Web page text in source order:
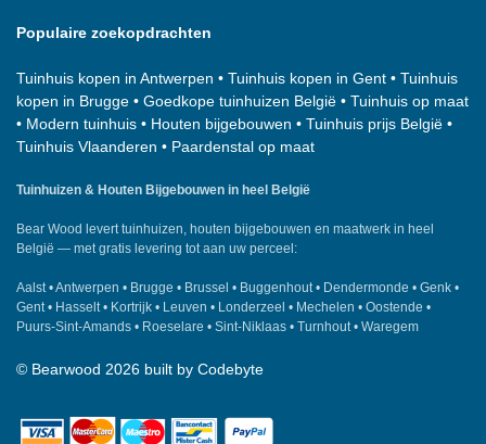
Populaire zoekopdrachten
Tuinhuis kopen in Antwerpen • Tuinhuis kopen in Gent • Tuinhuis
kopen in Brugge • Goedkope tuinhuizen België • Tuinhuis op maat
• Modern tuinhuis • Houten bijgebouwen • Tuinhuis prijs België •
Tuinhuis Vlaanderen • Paardenstal op maat
Tuinhuizen & Houten Bijgebouwen in heel België
Bear Wood levert tuinhuizen, houten bijgebouwen en maatwerk in heel
België — met gratis levering tot aan uw perceel:
Aalst •Antwerpen • Brugge • Brussel • Buggenhout • Dendermonde • Genk •
Gent • Hasselt • Kortrijk • Leuven • Londerzeel • Mechelen • Oostende •
Puurs-Sint-Amands • Roeselare • Sint-Niklaas • Turnhout • Waregem
© Bearwood 2026 built by Codebyte